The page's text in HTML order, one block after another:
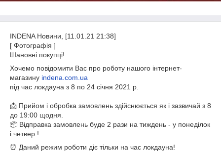
INDENA Новини, [11.01.21 21:38]
[ Фотографія ]
Шановні покупці!
Хочемо повідомити Вас про роботу нашого інтернет-
магазину indena.com.ua
під час локдауна з 8 по 24 січня 2021 р.
📩 Прийом і обробка замовлень здійснюється як і зазвичай з 8
до 19:00 щодня.
📦 Відправка замовлень буде 2 рази на тиждень - у понеділок
і четвер !
⏰ Даний режим роботи діє тільки на час локдауна!